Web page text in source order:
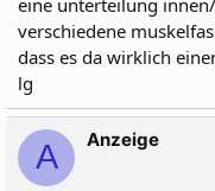
verschiedene
dass es da wirklich
lg
A Anzeige